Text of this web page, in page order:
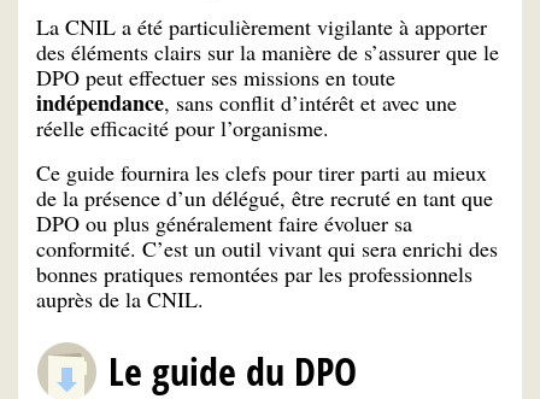
La CNIL a été particulièrement vigilante à apporter
des éléments clairs sur la manière de s’assurer que le
DPO peut effectuer ses missions en toute
indépendance, sans conflit d’intérêt et avec une
réelle efficacité pour l’organisme.
Ce guide fournira les clefs pour tirer parti au mieux
de la présence d’un délégué, être recruté en tant que
DPO ou plus généralement faire évoluer sa
conformité. C’est un outil vivant qui sera enrichi des
bonnes pratiques remontées par les professionnels
auprès de la CNIL.
Le guide du DPO